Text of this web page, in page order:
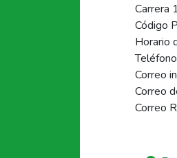
Carrera
Código
Horario
Correo
Correo
Correo